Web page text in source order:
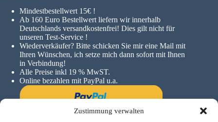
Zustimmung verwalten
Mindestbestellwert 15€ !
Ab 160 Euro Bestellwert liefern wir innerhalb
Deutschlands versandkostenfrei! Dies gilt nicht für
unseren Test-Service !
Wiederverkäufer? Bitte schicken Sie mir eine Mail mit
Ihren Wünschen, ich setze mich dann sofort mit Ihnen
in Verbindung!
Alle Preise inkl 19 % MwST.
Online bezahlen mit PayPal u.a.